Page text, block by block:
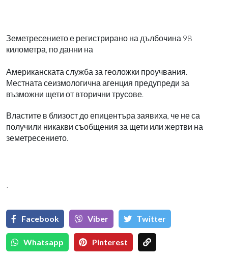
Земетресението е регистрирано на дълбочина 98
километра, по данни на
Американската служба за геоложки проучвания.
Местната сеизмологична агенция предупреди за
възможни щети от вторични трусове.
Властите в близост до епицентъра заявиха, че не са
получили никакви съобщения за щети или жертви на
земетресението.
`
Facebook Viber Тwitter
Whatsapp Pinterest